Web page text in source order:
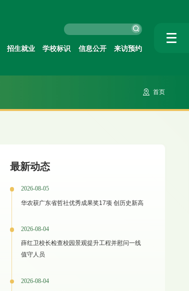
招生就业 学校标识 信息公开 来访预约
首页
最新动态
2026-08-05
华农获广东省哲社优秀成果奖17项 创历史新高
2026-08-04
薛红卫校长检查校园景观提升工程并慰问一线
值守人员
2026-08-04